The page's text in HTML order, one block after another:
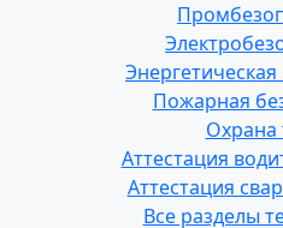
Пожарная
Охрана
Аттестация
Аттестация
Все разделы